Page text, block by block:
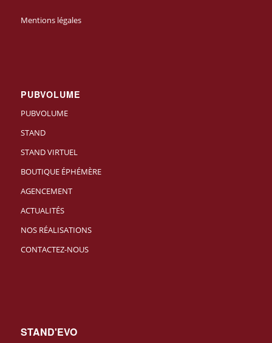
Mentions légales
PUBVOLUME
PUBVOLUME
STAND
STAND VIRTUEL
BOUTIQUE ÉPHÉMÈRE
AGENCEMENT
ACTUALITÉS
NOS RÉALISATIONS
CONTACTEZ-NOUS
STAND'EVO